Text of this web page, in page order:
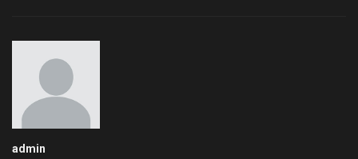
admin